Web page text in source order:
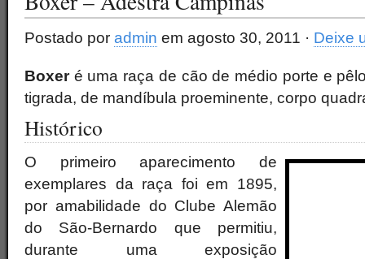
Postado por admin em agosto 30, 2011 · Deixe
Boxeré uma raça de cão de médio porte e
tigrada, de mandíbula proeminente, corpo
Histórico
O primeiro aparecimento de
exemplares da raça foi em 1895,
por amabilidade do Clube Alemão
do São-Bernardo que permitiu,
durante uma exposição